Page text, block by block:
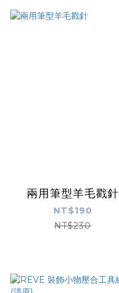
兩用筆型羊毛戳針
NT$190
NT$230